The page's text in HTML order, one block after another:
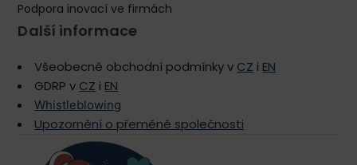
Podpora inovací ve firmách
Další informace
Všeobecné obchodní podmínky v CZ i EN
GDRP v CZ i EN
Whistleblowing
Upozornění o přeměně společnosti